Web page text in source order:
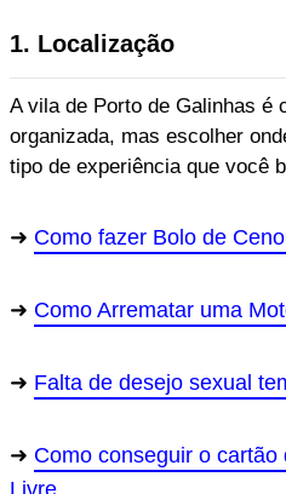
1. Localização
A vila de Porto de Galinhas é
organizada, mas escolher
tipo de experiência que você
Como fazer Bolo de
Como Arrematar uma
Falta de desejo sexual
Como conseguir o
Livre